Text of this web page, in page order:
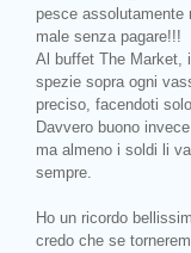
pesce assolutamente
male senza pagare!!!
Al buffet The Market,
spezie sopra ogni
preciso, facendoti
Davvero buono
ma almeno i soldi li
sempre.
Ho un ricordo
credo che se